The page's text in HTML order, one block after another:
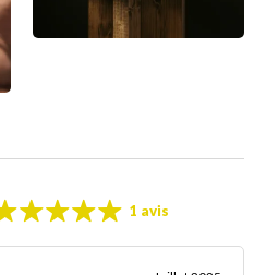
1 avis